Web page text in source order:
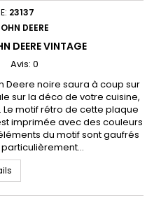
23137
DEERE
DEERE VINTAGE
Avis: 0
Deere noire saura à coup sur
sur la déco de votre cuisine,
motif rétro de cette plaque
imprimée avec des couleurs
du motif sont gaufrés